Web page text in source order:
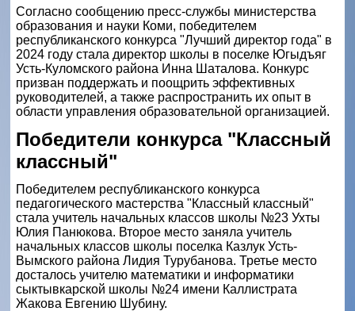
Согласно сообщению пресс-службы министерства
образования и науки Коми, победителем
республиканского конкурса "Лучший директор года" в
2024 году стала директор школы в поселке Югыдъяг
Усть-Куломского района Инна Шаталова. Конкурс
призван поддержать и поощрить эффективных
руководителей, а также распространить их опыт в
области управления образовательной организацией.
Победители конкурса "Классный
классный"
Победителем республиканского конкурса
педагогического мастерства "Классный классный"
стала учитель начальных классов школы №23 Ухты
Юлия Панюкова. Второе место заняла учитель
начальных классов школы поселка Казлук Усть-
Вымского района Лидия Турубанова. Третье место
досталось учителю математики и информатики
сыктывкарской школы №24 имени Каллистрата
Жакова Евгению Шубину.